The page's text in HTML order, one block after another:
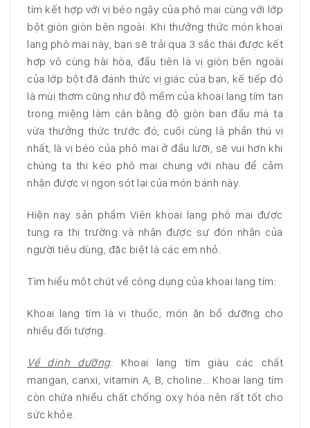
tím kết hợp với vị béo ngậy của phô mai cùng với lớp
bột giòn giòn bên ngoài. Khi thưởng thức món khoai
lang phô mai này, bạn sẽ trải qua 3 sắc thái được kết
hợp vô cùng hài hòa, đầu tiên là vị giòn bên ngoài
của lớp bột đã đánh thức vị giác của bạn, kế tiếp đó
là mùi thơm cũng như độ mềm của khoai lang tím tan
trong miệng làm cân bằng độ giòn ban đầu mà ta
vừa thưởng thức trước đó, cuối cùng là phần thú vị
nhất, là vị béo của phô mai ở đầu lưỡi, sẽ vui hơn khi
chúng ta thi kéo phô mai chung với nhau để cảm
nhận được vị ngon sót lại của món bánh này.
Hiện nay sản phẩm Viên khoai lang phô mai được
tung ra thị trường và nhận được sự đón nhận của
người tiêu dùng, đặc biệt là các em nhỏ.
Tìm hiểu một chút về công dụng của khoai lang tím:
Khoai lang tím là vị thuốc, món ăn bổ dưỡng cho
nhiều đối tượng.
Về dinh dưỡng: Khoai lang tím giàu các chất
mangan, canxi, vitamin A, B, choline… Khoai lang tím
còn chứa nhiều chất chống oxy hóa nên rất tốt cho
sức khỏe.